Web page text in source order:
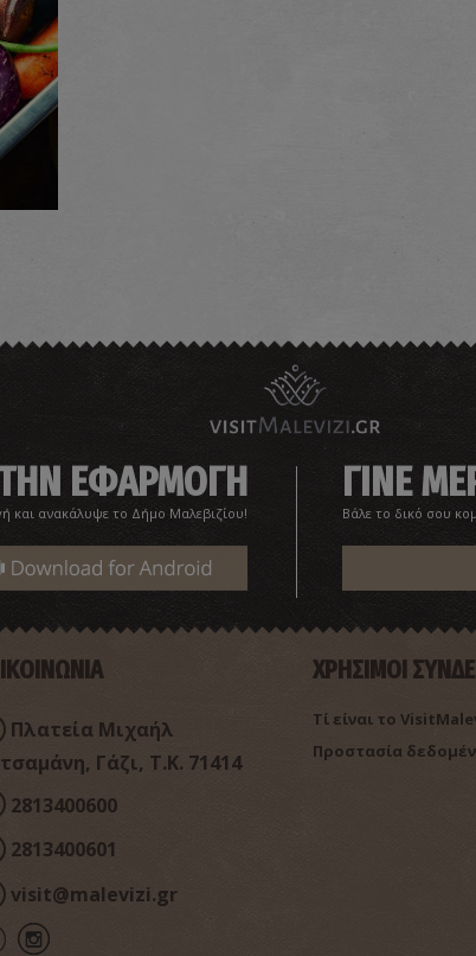
ΕΦΑΡΜΟΓΗ
και ανακάλυψε το Δήμο Μαλεβιζίου!
ΓΙΝΕ
Βάλε το δικό σου
Πλατεία Μιχαήλ
Γάζι, Τ.Κ. 71414
2813400600
2813400601
visit@malevizi.gr
ΧΡΗΣΙΜΟΙ
Τί είναι το
Προστασία